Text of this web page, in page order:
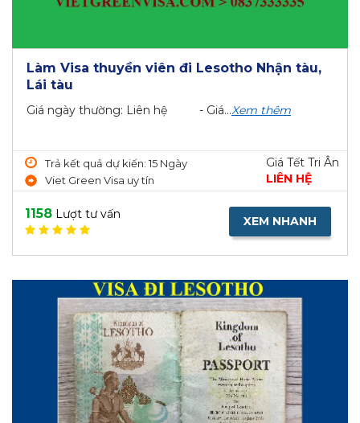
Làm Visa thuyền viên đi Lesotho Nhận tàu,
Lái tàu
Giá ngày thường: Liên hệ - Giá...Xem thêm
Trả kết quả dự kiến: 15 Ngày
Viet Green Visa uy tín
Giá Tết Tri Ân
LIÊN HỆ
1158 Lượt tư vấn XEM NHANH